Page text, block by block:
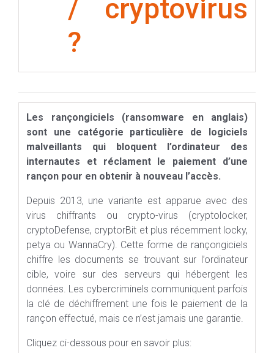
/ cryptovirus
?
Les rançongiciels (ransomware en anglais)
sont une catégorie particulière de logiciels
malveillants qui bloquent l’ordinateur des
internautes et réclament le paiement d’une
rançon pour en obtenir à nouveau l’accès.
Depuis 2013, une variante est apparue avec des
virus chiffrants ou crypto-virus (cryptolocker,
cryptoDefense, cryptorBit et plus récemment locky,
petya ou WannaCry). Cette forme de rançongiciels
chiffre les documents se trouvant sur l’ordinateur
cible, voire sur des serveurs qui hébergent les
données. Les cybercriminels communiquent parfois
la clé de déchiffrement une fois le paiement de la
rançon effectué, mais ce n’est jamais une garantie.
Cliquez ci-dessous pour en savoir plus: